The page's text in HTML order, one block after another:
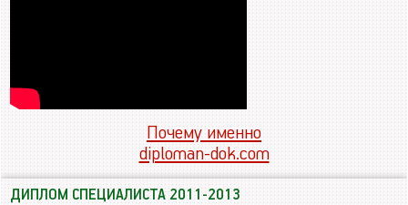
Почему именно
diploman-dok.com
ДИПЛОМ СПЕЦИАЛИСТА 2011-2013